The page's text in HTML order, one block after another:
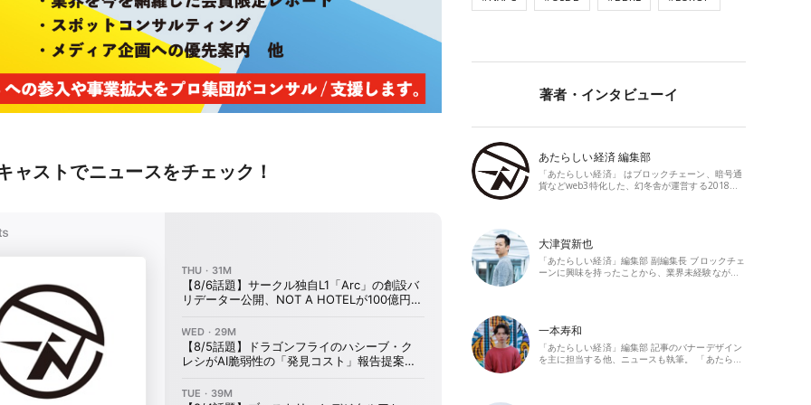
ャストでニュースをチェック！
著者・インタビューイ
あたらしい経済 編集部
「あたらしい経済」 はブロックチェーン、暗号通
貨などweb3特化した、幻冬舎が運営する2018…
大津賀新也
「あたらしい経済」編集部 副編集長 ブロックチェ
ーンに興味を持ったことから、業界未経験なが…
一本寿和
「あたらしい経済」編集部 記事のバナーデザイン
を主に担当する他、ニュースも執筆。 「あたら…